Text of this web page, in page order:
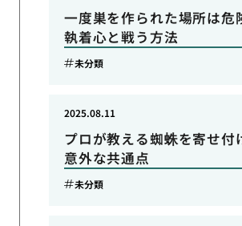
一度巣を作られた場所は危
執着心と戦う方法
未分類
プロが教える蜘蛛を寄せ付
意外な共通点
2025.08.11
未分類